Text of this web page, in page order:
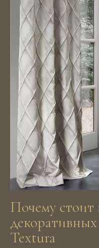
Почему стоит
Textura